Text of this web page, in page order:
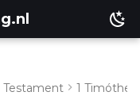
Testament 1